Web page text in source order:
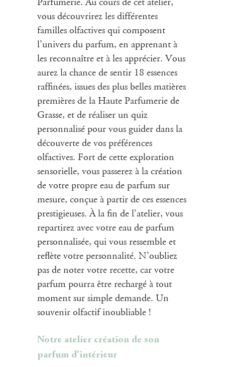
Parfumerie. Au cours de cet atelier,
vous découvrirez les différentes
familles olfactives qui composent
l’univers du parfum, en apprenant à
les reconnaître et à les apprécier. Vous
aurez la chance de sentir 18 essences
raffinées, issues des plus belles matières
premières de la Haute Parfumerie de
Grasse, et de réaliser un quiz
personnalisé pour vous guider dans la
découverte de vos préférences
olfactives. Fort de cette exploration
sensorielle, vous passerez à la création
de votre propre eau de parfum sur
mesure, conçue à partir de ces essences
prestigieuses. À la fin de l’atelier, vous
repartirez avec votre eau de parfum
personnalisée, qui vous ressemble et
reflète votre personnalité. N’oubliez
pas de noter votre recette, car votre
parfum pourra être rechargé à tout
moment sur simple demande. Un
souvenir olfactif inoubliable !
Notre atelier création de son
parfum d’intérieur